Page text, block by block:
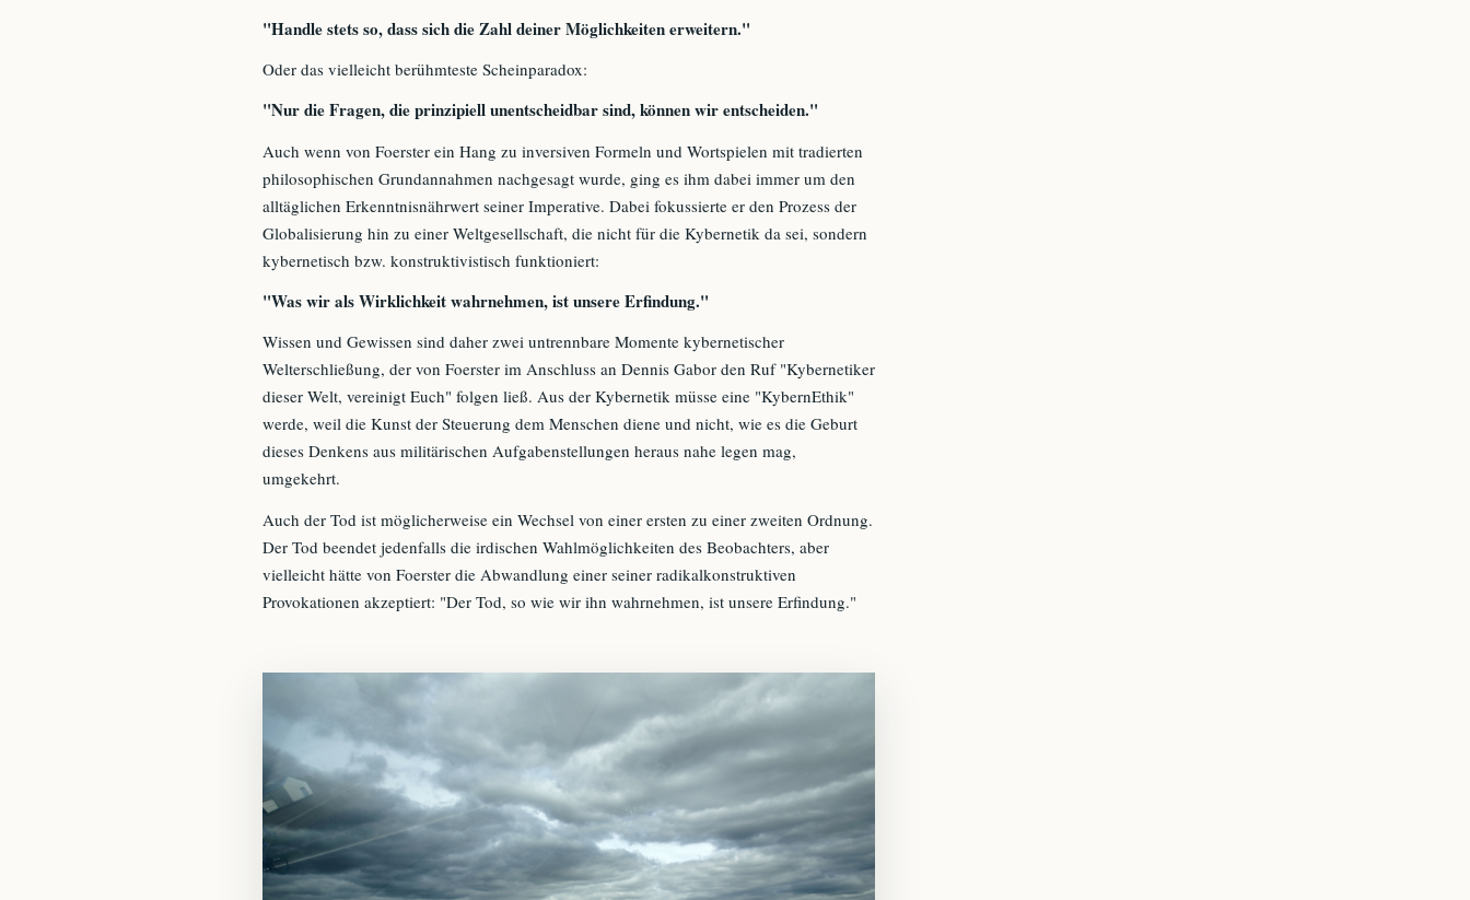
"Handle stets so, dass sich die Zahl deiner Möglichkeiten erweitern."
Oder das vielleicht berühmteste Scheinparadox:
"Nur die Fragen, die prinzipiell unentscheidbar sind, können wir entscheiden."
Auch wenn von Foerster ein Hang zu inversiven Formeln und Wortspielen mit tradierten
philosophischen Grundannahmen nachgesagt wurde, ging es ihm dabei immer um den
alltäglichen Erkenntnisnährwert seiner Imperative. Dabei fokussierte er den Prozess der
Globalisierung hin zu einer Weltgesellschaft, die nicht für die Kybernetik da sei, sondern
kybernetisch bzw. konstruktivistisch funktioniert:
"Was wir als Wirklichkeit wahrnehmen, ist unsere Erfindung."
Wissen und Gewissen sind daher zwei untrennbare Momente kybernetischer
Welterschließung, der von Foerster im Anschluss an Dennis Gabor den Ruf "Kybernetiker
dieser Welt, vereinigt Euch" folgen ließ. Aus der Kybernetik müsse eine "KybernEthik"
werde, weil die Kunst der Steuerung dem Menschen diene und nicht, wie es die Geburt
dieses Denkens aus militärischen Aufgabenstellungen heraus nahe legen mag,
umgekehrt.
Auch der Tod ist möglicherweise ein Wechsel von einer ersten zu einer zweiten Ordnung.
Der Tod beendet jedenfalls die irdischen Wahlmöglichkeiten des Beobachters, aber
vielleicht hätte von Foerster die Abwandlung einer seiner radikalkonstruktiven
Provokationen akzeptiert: "Der Tod, so wie wir ihn wahrnehmen, ist unsere Erfindung."